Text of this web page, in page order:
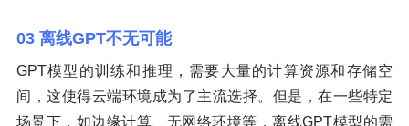
03 离线GPT不无可能
GPT模型的训练和推理，需要大量的计算资源和存储空
间，这使得云端环境成为了主流选择。但是，在一些特定
场景下，如边缘计算、无网络环境等，离线GPT模型的需